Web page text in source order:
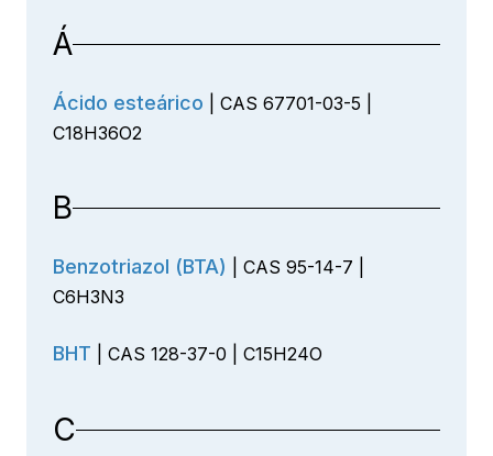
Á
Ácido esteárico | CAS 67701-03-5 |
C18H36O2
B
Benzotriazol (BTA) | CAS 95-14-7 |
C6H3N3
BHT | CAS 128-37-0 | C15H24O
C